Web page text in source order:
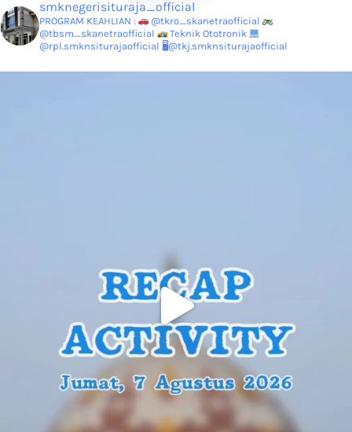
smknegerisituraja_official
PROGRAM KEAHLIAN :
@tkro_skanetraofficial
@tbsm_skanetraofficial
Teknik Ototronik
@rpl.smknsiturajaofficial 🖥@tkj.smknsiturajaofficial